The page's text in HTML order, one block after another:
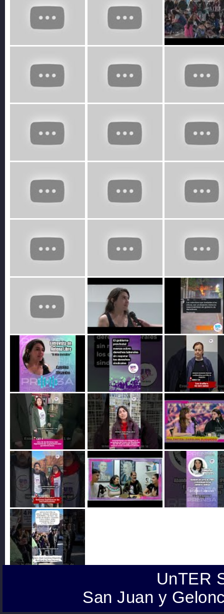
UnTER
San Juan y